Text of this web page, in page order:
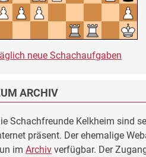
neue Schachaufgaben
ARCHIV
Schachfreunde Kelkheim sind
präsent. Der ehemalige
im Archiv verfügbar. Der